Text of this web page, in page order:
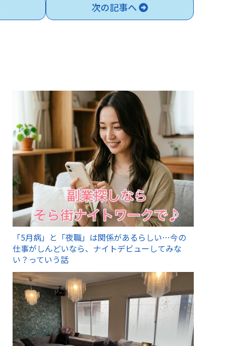
次の記事へ
「5月病」と「夜職」は関係があるらしい…今の
仕事がしんどいなら、ナイトデビューしてみな
い？っていう話